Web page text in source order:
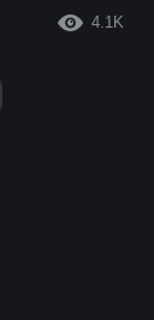
4.1K